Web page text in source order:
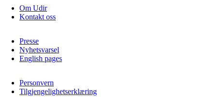
Om Udir
Kontakt oss
Presse
Nyhetsvarsel
English pages
Personvern
Tilgjengelighetserklæring